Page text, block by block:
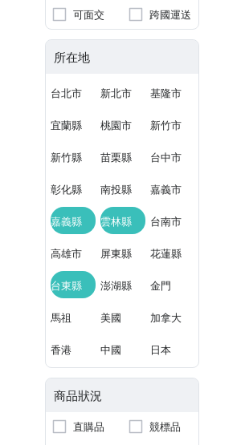
可面交 跨國運送
所在地
台北市 新北市 基隆市
宜蘭縣 桃園市 新竹市
新竹縣 苗栗縣 台中市
彰化縣 南投縣 嘉義市
嘉義縣 雲林縣 台南市
高雄市 屏東縣 花蓮縣
台東縣 澎湖縣 金門
馬祖 美國 加拿大
香港 中國 日本
商品狀況
直購品
競標品